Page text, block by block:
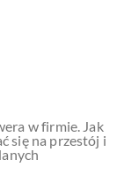
w firmie. Jak
się na przestój i